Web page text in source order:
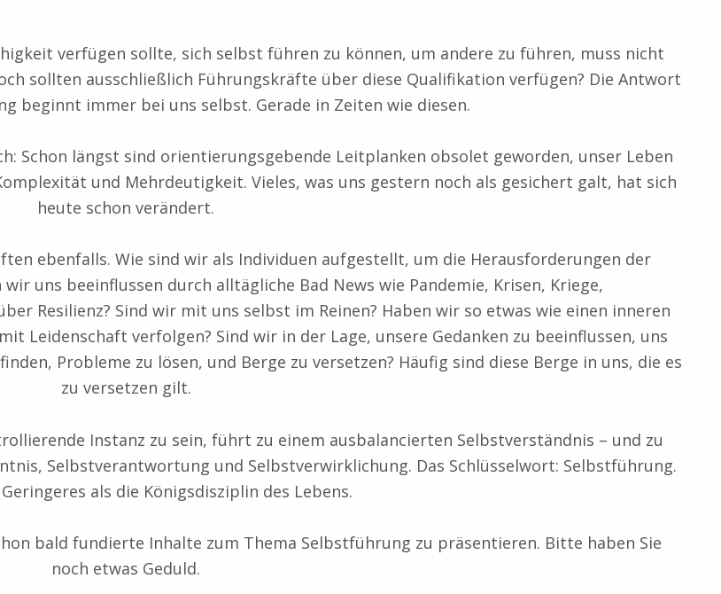
verfügen sollte, sich selbst führen zu können, um andere zu führen, muss nicht
sollten ausschließlich Führungskräfte über diese Qualifikation verfügen? Die Antwort
beginnt immer bei uns selbst. Gerade in Zeiten wie diesen.
Schon längst sind orientierungsgebende Leitplanken obsolet geworden, unser Leben
und Mehrdeutigkeit. Vieles, was uns gestern noch als gesichert galt, hat sich
heute schon verändert.
ebenfalls. Wie sind wir als Individuen aufgestellt, um die Herausforderungen der
uns beeinflussen durch alltägliche Bad News wie Pandemie, Krisen, Kriege,
Resilienz? Sind wir mit uns selbst im Reinen? Haben wir so etwas wie einen inneren
Leidenschaft verfolgen? Sind wir in der Lage, unsere Gedanken zu beeinflussen, uns
Probleme zu lösen, und Berge zu versetzen? Häufig sind diese Berge in uns, die es
zu versetzen gilt.
Instanz zu sein, führt zu einem ausbalancierten Selbstverständnis – und zu
Selbstverantwortung und Selbstverwirklichung. Das Schlüsselwort: Selbstführung.
als die Königsdisziplin des Lebens.
bald fundierte Inhalte zum Thema Selbstführung zu präsentieren. Bitte haben Sie
noch etwas Geduld.